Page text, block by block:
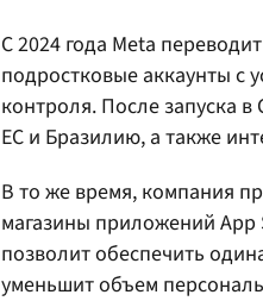
С 2024 года Meta
подростковые аккаунты с
контроля. После запуска
ЕС и Бразилию, а также
В то же время, компания
магазины приложений App
позволит обеспечить
уменьшит объем